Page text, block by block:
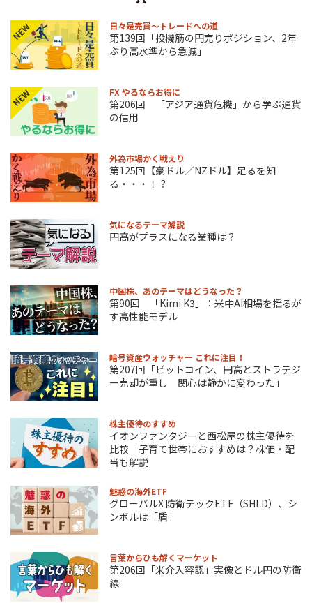
NEW 日々是売買～トレードへの道
第139回「投機筋の円売りポジション、2年
ぶり高水準から急減」
NEW FX やるならお得に
第206回 「アジア通貨危機」から学ぶ通貨
の信用
外為市場かく戦えり
第125回【豪ドル／NZドル】足るを知
る・・・！？
気になるテーマ解説
円高がプラスになる業種は？
中国株、あのテーマはどうなった？
第90回 「Kimi K3」：米中AI相場を揺るが
す高性能モデル
暗号資産ウォッチャー これに注目！
第207回「ビットコイン、円高とストラテジ
ー売却が重し 関心は静かに変わった」
株主優待のすすめ
イオンファンタジーと西松屋の株主優待を
比較｜子育て世帯におすすめは？株価・配
当も解説
魅惑の海外ETF
グローバルX 防衛テックETF（SHLD）、シ
ンボルは「盾」
言葉からひも解くマーケット
第206回「米介入容認」実像とドル円の防衛
線